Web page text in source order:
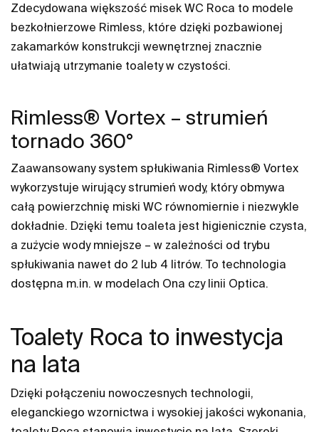
Zdecydowana większość misek WC Roca to modele
bezkołnierzowe Rimless, które dzięki pozbawionej
zakamarków konstrukcji wewnętrznej znacznie
ułatwiają utrzymanie toalety w czystości.
Rimless® Vortex – strumień
tornado 360°
Zaawansowany system spłukiwania Rimless® Vortex
wykorzystuje wirujący strumień wody, który obmywa
całą powierzchnię miski WC równomiernie i niezwykle
dokładnie. Dzięki temu toaleta jest higienicznie czysta,
a zużycie wody mniejsze – w zależności od trybu
spłukiwania nawet do 2 lub 4 litrów. To technologia
dostępna m.in. w modelach Ona czy linii Optica.
Toalety Roca to inwestycja
na lata
Dzięki połączeniu nowoczesnych technologii,
eleganckiego wzornictwa i wysokiej jakości wykonania,